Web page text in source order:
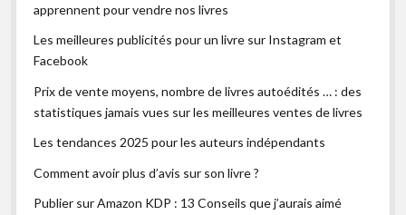
apprennent pour vendre nos livres
Les meilleures publicités pour un livre sur Instagram et
Facebook
Prix de vente moyens, nombre de livres autoédités … : des
statistiques jamais vues sur les meilleures ventes de livres
Les tendances 2025 pour les auteurs indépendants
Comment avoir plus d’avis sur son livre ?
Publier sur Amazon KDP : 13 Conseils que j’aurais aimé